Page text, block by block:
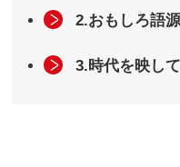
2.おもしろ語
3.時代を映し